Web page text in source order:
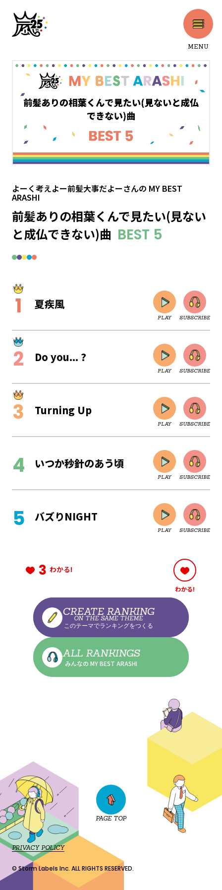
MENU
よーく考えよー前髪大事だよーさんの MY BEST
ARASHI
前髪ありの相葉くんで見たい(見ない
と成仏できない)曲 BEST 5
夏疾風
PLAY SUBSCRIBE
Do you... ?
PLAY SUBSCRIBE
Turning Up
PLAY SUBSCRIBE
いつか秒針のあう頃
PLAY SUBSCRIBE
CLOSE
バズりNIGHT
PLAY SUBSCRIBE
CLOSE
3 わかる!
わかる!
CREATE RANKING
ON THE SAME THEME
このテーマでランキングをつくる
ALL RANKINGS
みんなの MY BEST ARASHI
PRIVACY POLICY
© Storm Labels Inc. ALL RIGHTS RESERVED.
PAGE TOP